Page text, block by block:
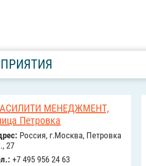
МЕНЕДЖМЕНТ,
Петровка
Россия, г.Москва, Петровка
27
+7 495 956 24 63